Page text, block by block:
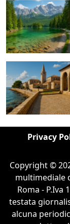
Privacy
Copyright ©
multimediale
Roma - P.Iva
testata
alcuna